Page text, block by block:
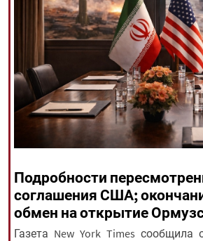
Экономика
Политика
взгляд
|فارسی|English|العربیه|
|עברית|русский |中文|
All rights reserved for NourNews
Copyright © 2021 www.nournews.ir
Подробности
соглашения США;
обмен на открытие
Газета New York Times сообщила